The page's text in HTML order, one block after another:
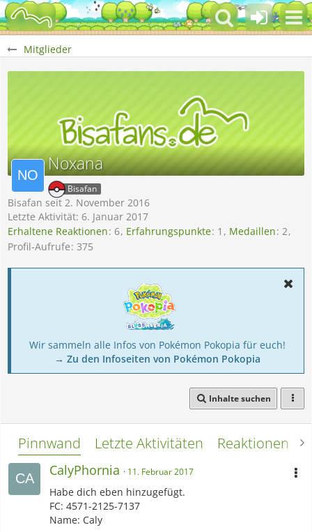
Mitglieder
Noxana
Bisafan
Bisafan seit 2. November 2016
Letzte Aktivität: 6. Januar 2017
Erhaltene Reaktionen 6 Erfahrungspunkte 1 Medaillen 2
Profil-Aufrufe 375
Wir sammeln alle Infos von Pokémon Pokopia für euch!
→ Zu den Infoseiten von Pokémon Pokopia
Inhalte suchen
Pinnwand Letzte Aktivitäten Reaktionen
CalyPhornia 11. Februar 2017
Habe dich eben hinzugefügt.
FC: 4571-2125-7137
Name: Caly